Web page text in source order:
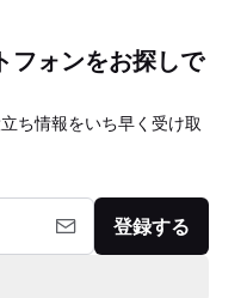
フォンをお探しで
ち情報をいち早く受け取
登録する